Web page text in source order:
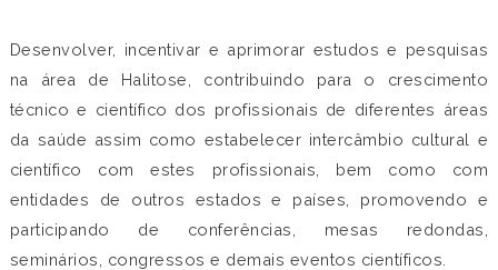
Desenvolver, incentivar e aprimorar estudos e pesquisas
na área de Halitose, contribuindo para o crescimento
técnico e científico dos profissionais de diferentes áreas
da saúde assim como estabelecer intercâmbio cultural e
científico com estes profissionais, bem como com
entidades de outros estados e países, promovendo e
participando de conferências, mesas redondas,
seminários, congressos e demais eventos científicos.